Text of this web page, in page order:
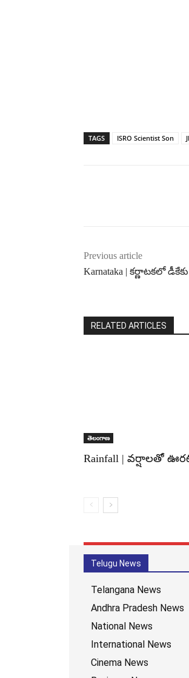
TAGS ISRO Scientist Son
Previous article
Karnataka | కర్ణాటకలో
RELATED ARTICLES
తెలంగాణ
Rainfall | వర్షాలతో
Telugu News
Telangana News
Andhra Pradesh News
National News
International News
Cinema News